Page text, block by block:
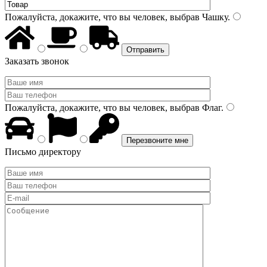
Пожалуйста, докажите, что вы человек, выбрав Чашку.
Заказать звонок
Пожалуйста, докажите, что вы человек, выбрав Флаг.
Письмо директору